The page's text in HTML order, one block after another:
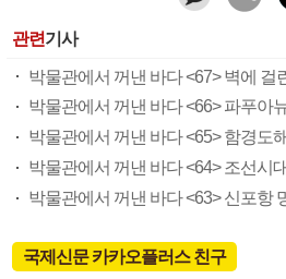
관련기사
박물관에서 꺼낸 바다 <67> 벽에 걸
박물관에서 꺼낸 바다 <66> 파푸아
박물관에서 꺼낸 바다 <65> 함경도
박물관에서 꺼낸 바다 <64> 조선시
박물관에서 꺼낸 바다 <63> 신포항
국제신문 카카오플러스 친구